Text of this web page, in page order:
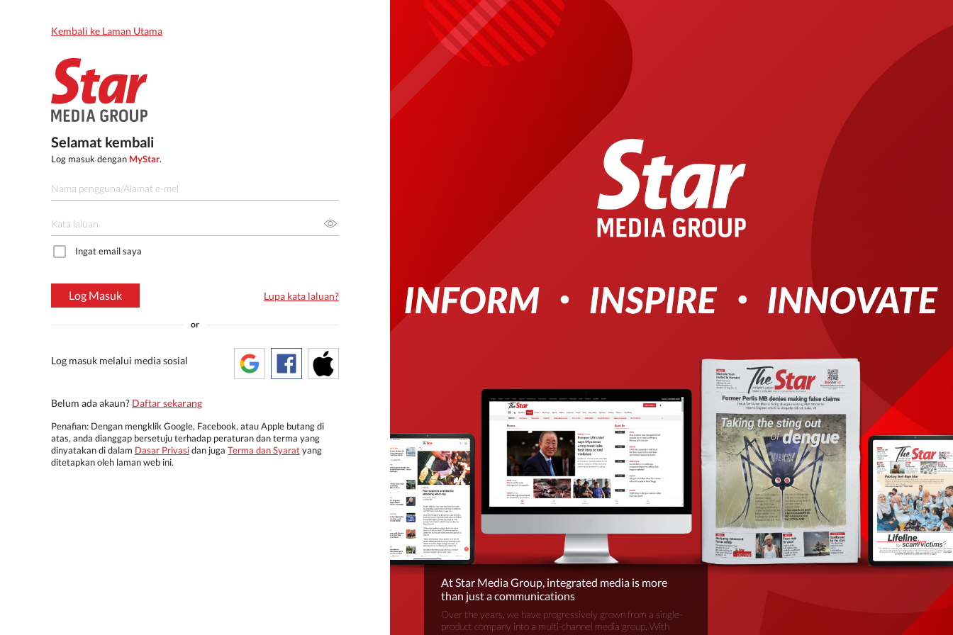
Kembali ke Laman Utama
Selamat kembali
Log masuk dengan MyStar.
Ingat email saya
Log Masuk Lupa kata laluan?
or
Log masuk melalui media sosial
Belum ada akaun? Daftar sekarang
Penafian: Dengan mengklik Google, Facebook, atau Apple butang di
atas, anda dianggap bersetuju terhadap peraturan dan terma yang
dinyatakan di dalam Dasar Privasidan juga Terma dan Syaratyang
ditetapkan oleh laman web ini.
At Star Media Group, integrated media is more
than just a communications
Over the years, we have progressively grown from a single-
product company into a multi-channel media group. With